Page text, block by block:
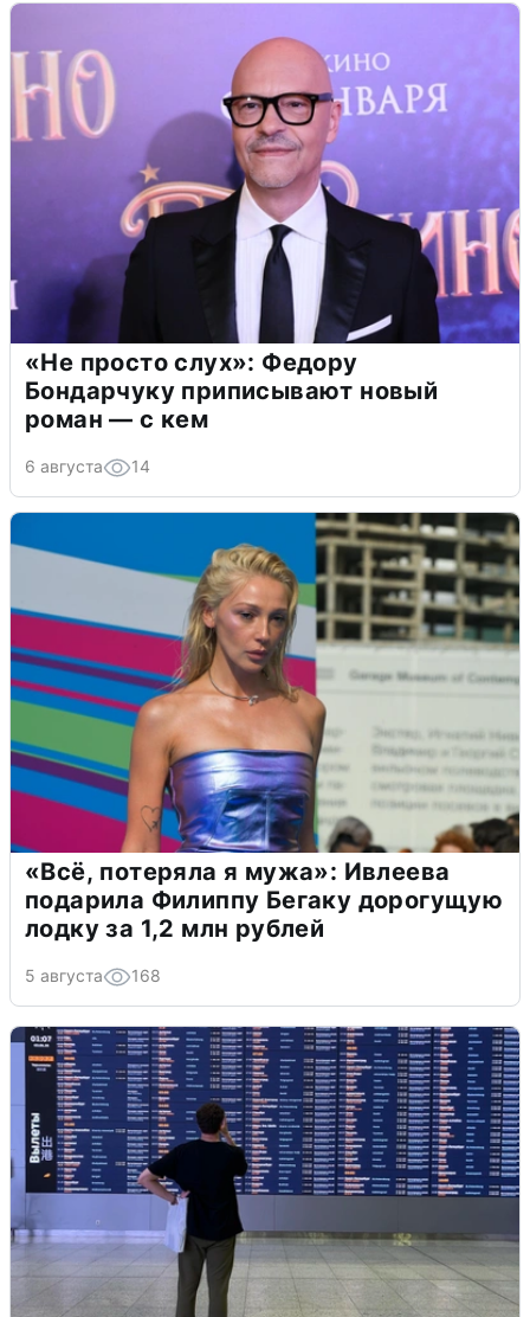
«Не просто слух»: Федору
Бондарчуку приписывают новый
роман — с кем
6 августа 14
«Всё, потеряла я мужа»: Ивлеева
подарила Филиппу Бегаку дорогущую
лодку за 1,2 млн рублей
5 августа 168